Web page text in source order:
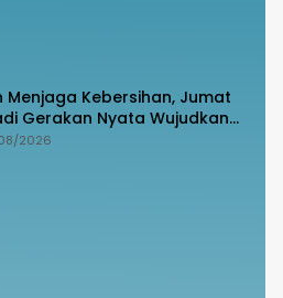
Menjaga Kebersihan, Jumat
Gerakan Nyata Wujudkan
Bahagia
2026